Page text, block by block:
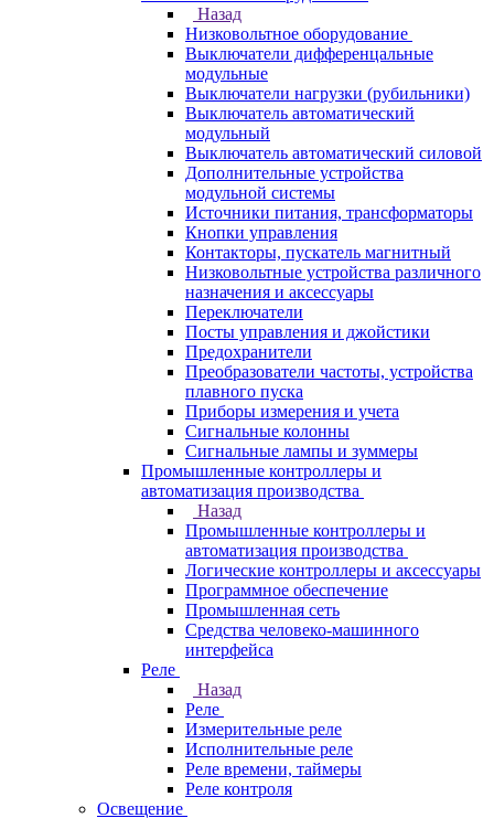
Назад
Низковольтное оборудование
Выключатели дифференцальные
модульные
Выключатели нагрузки (рубильники)
Выключатель автоматический
модульный
Выключатель автоматический силовой
Дополнительные устройства
модульной системы
Источники питания, трансформаторы
Кнопки управления
Контакторы, пускатель магнитный
Низковольтные устройства различного
назначения и аксессуары
Переключатели
Посты управления и джойстики
Предохранители
Преобразователи частоты, устройства
плавного пуска
Приборы измерения и учета
Сигнальные колонны
Сигнальные лампы и зуммеры
Промышленные контроллеры и
автоматизация производства
Назад
Промышленные контроллеры и
автоматизация производства
Логические контроллеры и аксессуары
Программное обеспечение
Промышленная сеть
Средства человеко-машинного
интерфейса
Реле
Назад
Реле
Измерительные реле
Исполнительные реле
Реле времени, таймеры
Реле контроля
Освещение